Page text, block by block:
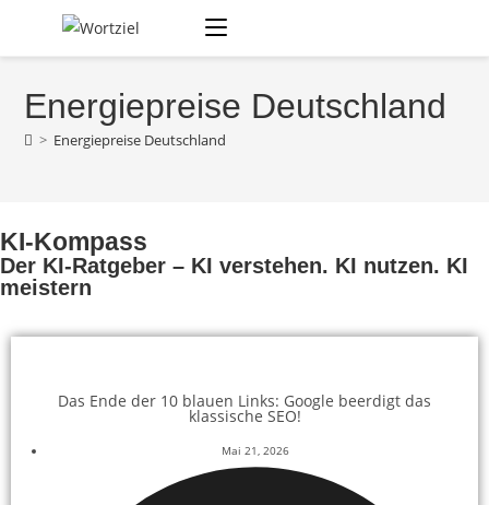
Energiepreise Deutschland
> Energiepreise Deutschland
KI-Kompass
Der KI-Ratgeber – KI verstehen. KI nutzen. KI
meistern
Das Ende der 10 blauen Links: Google beerdigt das
klassische SEO!
Mai 21, 2026